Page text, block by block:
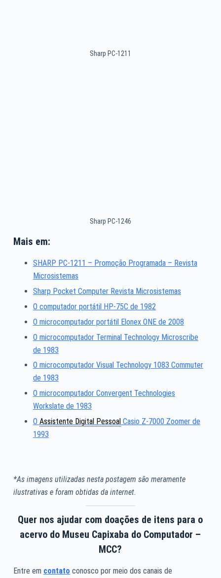
Sharp PC-1211
Sharp PC-1246
Mais em:
SHARP PC-1211 – Promoção Programada – Revista
Microsistemas
Sharp Pocket Computer Revista Microsistemas
O computador portátil HP-75C de 1982
O microcomputador portátil Elonex ONE de 2008
O microcomputador Terminal Technology Microscribe
de 1983
O microcomputador Visual Technology 1083 Commuter
de 1983
O microcomputador Convergent Technologies
Workslate de 1983
O Assistente Digital PessoalCasio Z-7000 Zoomer de
1993
*As imagens utilizadas nesta postagem são meramente
ilustrativas e foram obtidas da internet.
Quer nos ajudar com doações de itens para o
acervo do Museu Capixaba do Computador –
MCC?
Entre em contato conosco por meio dos canais de